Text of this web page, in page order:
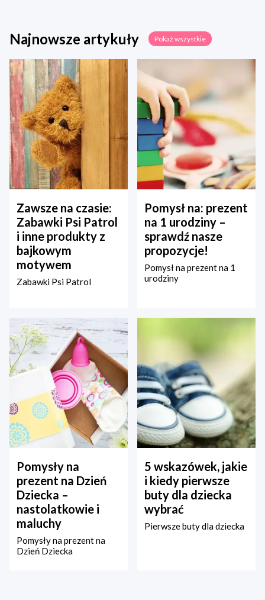
Najnowsze artykuły Pokaż wszystkie
Zawsze na czasie:
Zabawki Psi Patrol
i inne produkty z
bajkowym
motywem
Zabawki Psi Patrol
Pomysł na: prezent
na 1 urodziny –
sprawdź nasze
propozycje!
Pomysł na prezent na 1
urodziny
Pomysły na
prezent na Dzień
Dziecka –
nastolatkowie i
maluchy
Pomysły na prezent na
Dzień Dziecka
5 wskazówek, jakie
i kiedy pierwsze
buty dla dziecka
wybrać
Pierwsze buty dla dziecka